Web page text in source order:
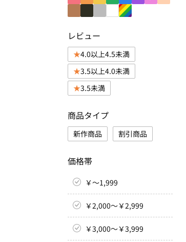
レビュー
4.0以上4.5未満
3.5以上4.0未満
3.5未満
商品タイプ
新作商品 割引商品
価格帯
￥～1,999
￥2,000～￥2,999
￥3,000～￥3,999